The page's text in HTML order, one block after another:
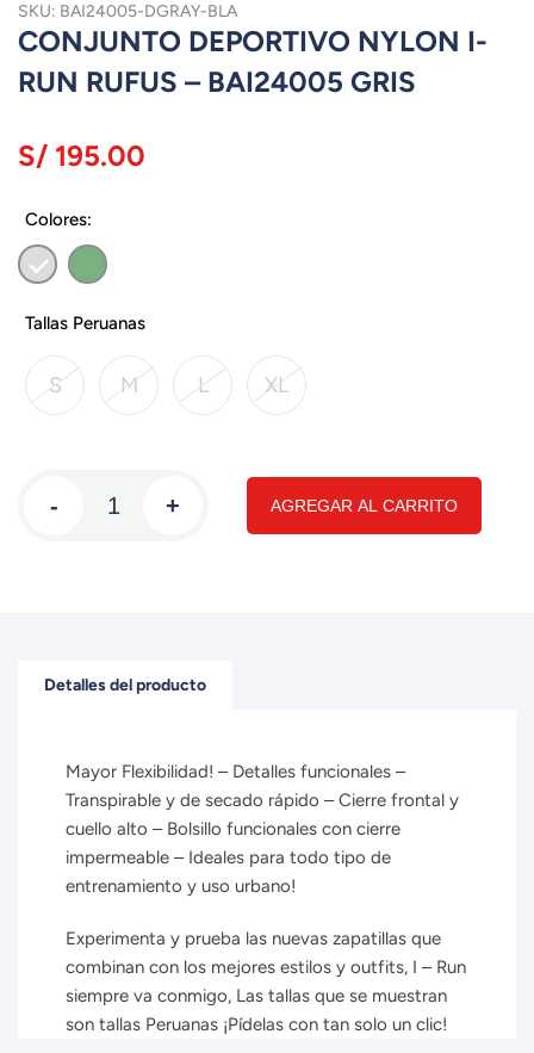
SKU: BAI24005-DGRAY-BLA
CONJUNTO DEPORTIVO NYLON I-
RUN RUFUS – BAI24005 GRIS
S/ 195.00
Colores:
Tallas Peruanas
S M L XL
- + AGREGAR AL CARRITO
Detalles del producto
Mayor Flexibilidad! – Detalles funcionales –
Transpirable y de secado rápido – Cierre frontal y
cuello alto – Bolsillo funcionales con cierre
impermeable – Ideales para todo tipo de
entrenamiento y uso urbano!
Experimenta y prueba las nuevas zapatillas que
combinan con los mejores estilos y outfits, I – Run
siempre va conmigo, Las tallas que se muestran
son tallas Peruanas ¡Pídelas con tan solo un clic!